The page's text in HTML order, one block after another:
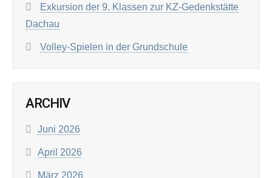
Exkursion der 9. Klassen zur KZ-Gedenkstätte
Dachau
Volley-Spielen in der Grundschule
ARCHIV
Juni 2026
April 2026
März 2026